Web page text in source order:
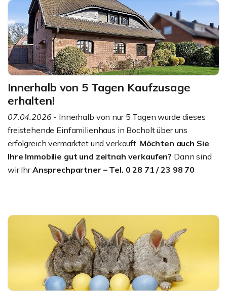
Innerhalb von 5 Tagen Kaufzusage
erhalten!
07.04.2026- Innerhalb von nur 5 Tagen wurde dieses
freistehende Einfamilienhaus in Bocholt über uns
erfolgreich vermarktet und verkauft. Möchten auch Sie
Ihre Immobilie gut und zeitnah verkaufen? Dann sind
wir IhrAnsprechpartner – Tel. 0 28 71 / 23 98 70